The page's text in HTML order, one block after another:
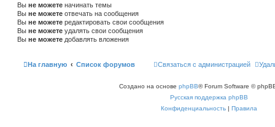
Вы не можете начинать темы
Вы не можете отвечать на сообщения
Вы не можете редактировать свои сообщения
Вы не можете удалять свои сообщения
Вы не можете добавлять вложения
На главную Список форумов Связаться с администрацией
Создано на основе phpBB® Forum Software ©
Русская поддержка phpBB
Конфиденциальность | Правила